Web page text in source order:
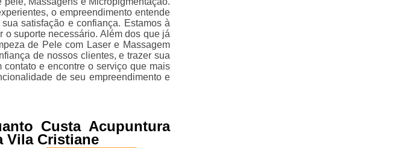
o empreendimento entende
satisfação e confiança. Estamos à
suporte necessário. Além dos que já
de Pele com Laser e Massagem
de nossos clientes, e trazer sua
e encontre o serviço que mais
de seu empreendimento e
Custa Acupuntura
Vila Cristiane